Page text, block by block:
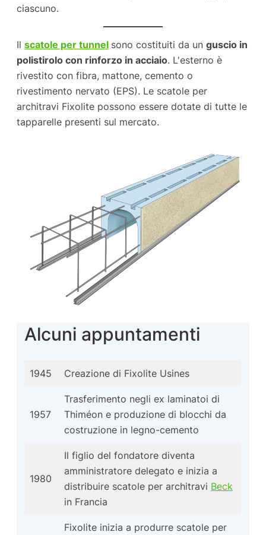
ciascuno.
Il scatole per tunnel sono costituiti da un guscio in
polistirolo con rinforzo in acciaio. L'esterno è
rivestito con fibra, mattone, cemento o
rivestimento nervato (EPS). Le scatole per
architravi Fixolite possono essere dotate di tutte le
tapparelle presenti sul mercato.
Alcuni appuntamenti
1945 Creazione di Fixolite Usines
1957
Trasferimento negli ex laminatoi di
Thiméon e produzione di blocchi da
costruzione in legno-cemento
1980
Il figlio del fondatore diventa
amministratore delegato e inizia a
distribuire scatole per architravi Beck
in Francia
Fixolite inizia a produrre scatole per